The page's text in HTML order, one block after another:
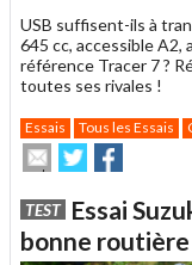
USB suffisent-ils à
645 cc, accessible
référence Tracer 7 ?
toutes ses rivales !
Essais Tous les Essais
Envoyer
cet
à
un
ami
Partager
sur
sur
TEST Essai
bonne routière